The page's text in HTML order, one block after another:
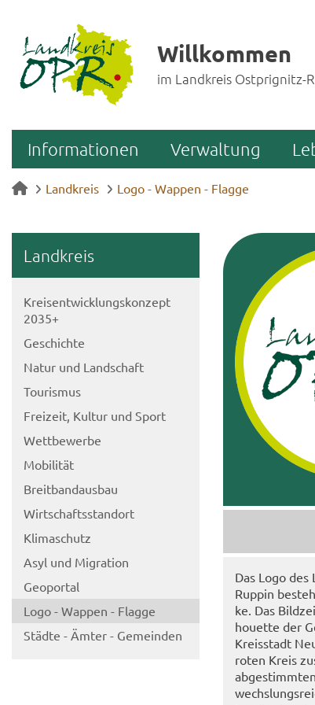
Willkommen
im Landkreis Ostprignitz-
Informationen Verwaltung
Landkreis Logo - Wappen - Flagge
Land­kreis
Kreis­ent­wick­lungs­kon­zept
2035+
Ge­schich­te
Natur und Land­schaft
Tou­ris­mus
Frei­zeit, Kul­tur und Sport
Wett­be­wer­be
Mo­bi­li­tät
Breit­band­aus­bau
Wirt­schafts­stand­ort
Kli­ma­schutz
Asyl und Mi­gra­ti­on
Geo­por­tal
Logo - Wap­pen - Flag­ge
Städ­te - Ämter - Ge­mein­den
Das Logo
Rup­pin
ke. Das
hou­et­te der
Kreis­stadt
roten Kreis